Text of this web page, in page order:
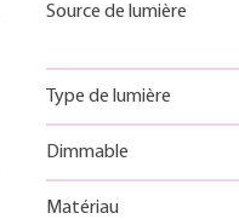
Source de lumière
Type de lumière
Dimmable
Matériau